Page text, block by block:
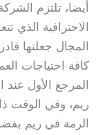
أيضا، تلتزم
الاحترافية الذي
المجال جعلتها
كافة احتياجات
المرجع الأول
ريم، وفي الوقت
الرمة في ريم